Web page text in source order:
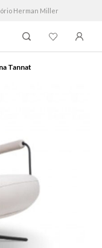
Herman Miller
Tannat